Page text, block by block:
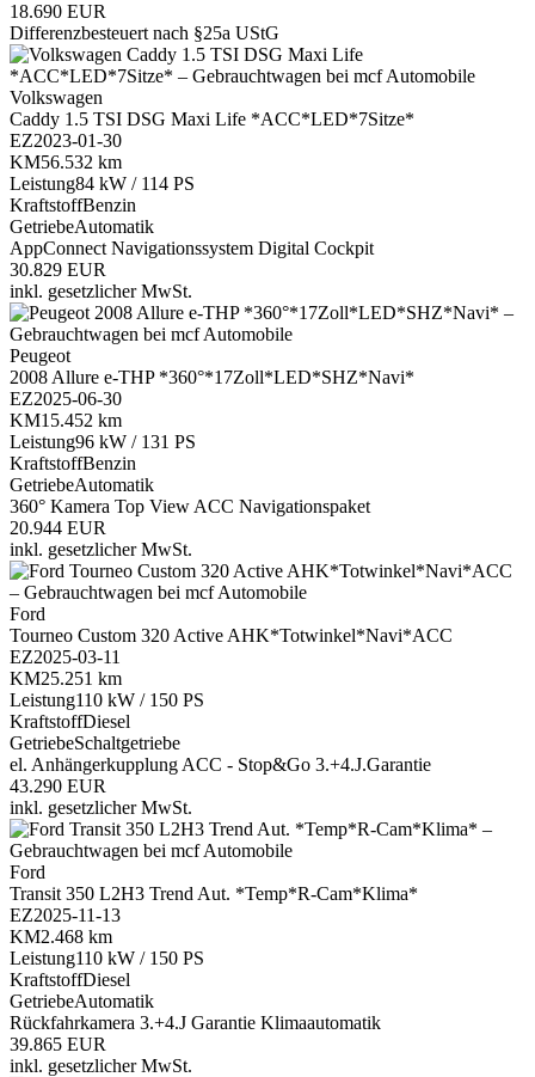
18.690 EUR
Differenzbesteuert nach §25a UStG
Volkswagen
Caddy 1.5 TSI DSG Maxi Life *ACC*LED*7Sitze*
EZ2023-01-30
KM56.532 km
Leistung84 kW / 114 PS
KraftstoffBenzin
GetriebeAutomatik
AppConnect Navigationssystem Digital Cockpit
30.829 EUR
inkl. gesetzlicher MwSt.
Peugeot
2008 Allure e-THP *360°*17Zoll*LED*SHZ*Navi*
EZ2025-06-30
KM15.452 km
Leistung96 kW / 131 PS
KraftstoffBenzin
GetriebeAutomatik
360° Kamera Top View ACC Navigationspaket
20.944 EUR
inkl. gesetzlicher MwSt.
Ford
Tourneo Custom 320 Active AHK*Totwinkel*Navi*ACC
EZ2025-03-11
KM25.251 km
Leistung110 kW / 150 PS
KraftstoffDiesel
GetriebeSchaltgetriebe
el. Anhängerkupplung ACC - Stop&Go 3.+4.J.Garantie
43.290 EUR
inkl. gesetzlicher MwSt.
Ford
Transit 350 L2H3 Trend Aut. *Temp*R-Cam*Klima*
EZ2025-11-13
KM2.468 km
Leistung110 kW / 150 PS
KraftstoffDiesel
GetriebeAutomatik
Rückfahrkamera 3.+4.J Garantie Klimaautomatik
39.865 EUR
inkl. gesetzlicher MwSt.